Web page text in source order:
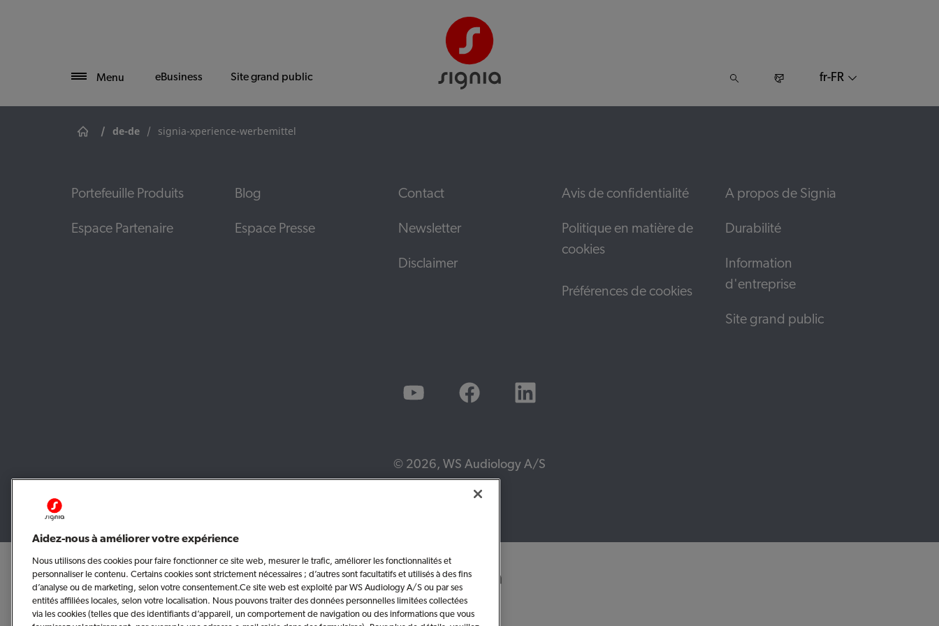
Menu eBusiness Site grand public fr-FR
/ de-de / signia-xperience-werbemittel
Portefeuille Produits
Espace Partenaire
Blog
Espace Presse
Contact
Newsletter
Disclaimer
Avis de confidentialité
Politique en matière de
cookies
Préférences de cookies
A propos de Signia
Durabilité
Information
d'entreprise
Site grand public
© 2026, WS Audiology A/S
Aidez-nous à améliorer votre expérience
Nous utilisons des cookies pour faire fonctionner ce site web, mesurer le trafic, améliorer les fonctionnalités et
personnaliser le contenu. Certains cookies sont strictement nécessaires ; d’autres sont facultatifs et utilisés à des fins
d’analyse ou de marketing, selon votre consentement.Ce site web est exploité par WS Audiology A/S ou par ses
entités affiliées locales, selon votre localisation. Nous pouvons traiter des données personnelles limitées collectées
via les cookies (telles que des identifiants d’appareil, un comportement de navigation ou des informations que vous